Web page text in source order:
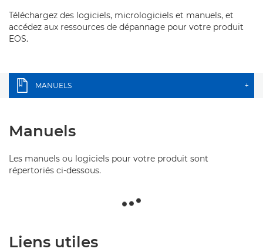
Téléchargez des logiciels, micrologiciels et manuels, et
accédez aux ressources de dépannage pour votre produit
EOS.
MANUELS +
Manuels
Les manuels ou logiciels pour votre produit sont
répertoriés ci-dessous.
Liens utiles